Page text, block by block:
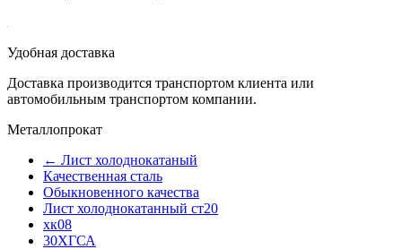
Удобная доставка
Доставка производится транспортом клиента или
автомобильным транспортом компании.
Металлопрокат
← Лист холоднокатаный
Качественная сталь
Обыкновенного качества
Лист холоднокатанный ст20
хк08
30ХГСА